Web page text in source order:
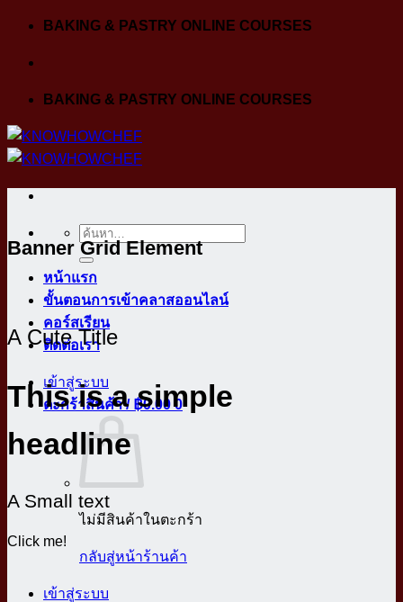
Skip
content
BAKING & PASTRY ONLINE COURSES
BAKING & PASTRY ONLINE COURSES
ค้นหา:
หน้าแรก
ขั้นตอนการเข้าคลาสออนไลน์
คอร์สเรียน
ติดต่อเรา
เข้าสู่ระบบ
ตะกร้าสินค้า / ฿0.00 0
ไม่มีสินค้าในตะกร้า
กลับสู่หน้าร้านค้า
เข้าสู่ระบบ
Banner Grid Element
A Cute Title
This is a simple
headline
A Small text
Click me!